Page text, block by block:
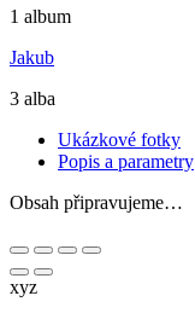
1 album
Jakub
3 alba
Ukázkové fotky
Popis a parametry
Obsah připravujeme…
xyz